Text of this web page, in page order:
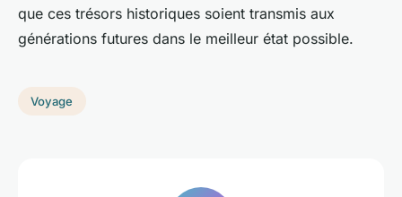
que ces trésors historiques soient transmis aux
générations futures dans le meilleur état possible.
Voyage